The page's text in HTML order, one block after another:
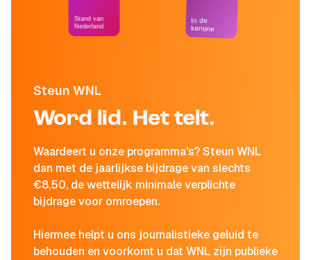
Steun WNL
Word lid. Het telt.
Waardeert u onze programma's? Steun WNL
dan met de jaarlijkse bijdrage van slechts
€8,50, de wettelijk minimale verplichte
bijdrage voor omroepen.
Hiermee helpt u ons journalistieke geluid te
behouden en voorkomt u dat WNL zijn publieke
Stand van
Nederland
In de
kantine